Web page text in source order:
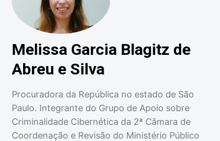
Melissa Garcia Blagitz de
Abreu e Silva
Procuradora da República no estado de São
Paulo. Integrante do Grupo de Apoio sobre
Criminalidade Cibernética da 2ª Câmara de
Coordenação e Revisão do Ministério Público